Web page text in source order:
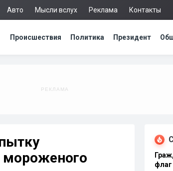
Авто Мысли вслух Реклама Контакты
Происшествия Политика Президент
мороженого
флаг